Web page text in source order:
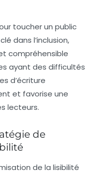
toucher un public
dans l’inclusion,
compréhensible
ayant des difficultés
d’écriture
et favorise une
lecteurs.
de
de la lisibilité